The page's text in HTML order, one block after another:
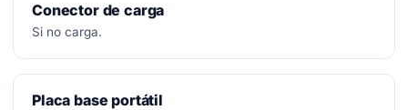
Conector de carga
Si no carga.
Placa base portátil